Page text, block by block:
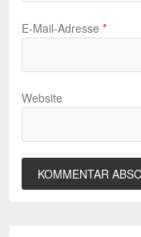
E-Mail-Adresse *
Website